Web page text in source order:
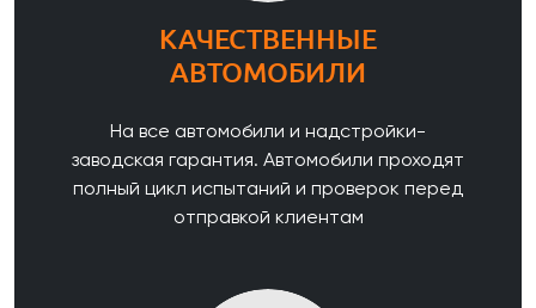
КАЧЕСТВЕННЫЕ
АВТОМОБИЛИ
На все автомобили и надстройки-
заводская гарантия. Автомобили проходят
полный цикл испытаний и проверок перед
отправкой клиентам